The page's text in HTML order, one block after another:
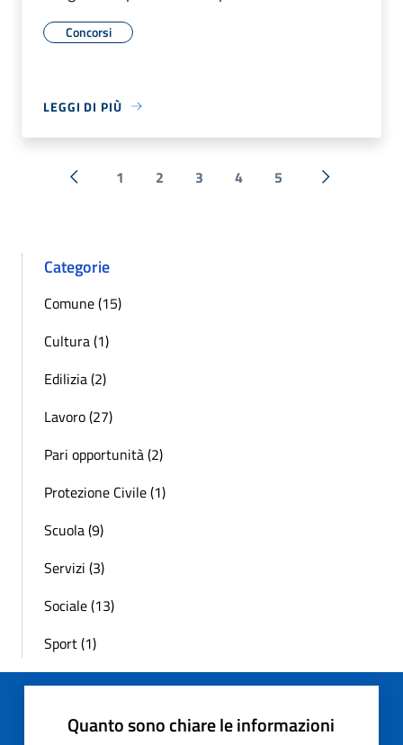
Concorsi
LEGGI DI PIÙ
« Precedente
1 2 3 4 5 Successiva
Categorie
Comune (15)
Cultura (1)
Edilizia (2)
Lavoro (27)
Pari opportunità (2)
Protezione Civile (1)
Scuola (9)
Servizi (3)
Sociale (13)
Sport (1)
Quanto sono chiare le informazioni